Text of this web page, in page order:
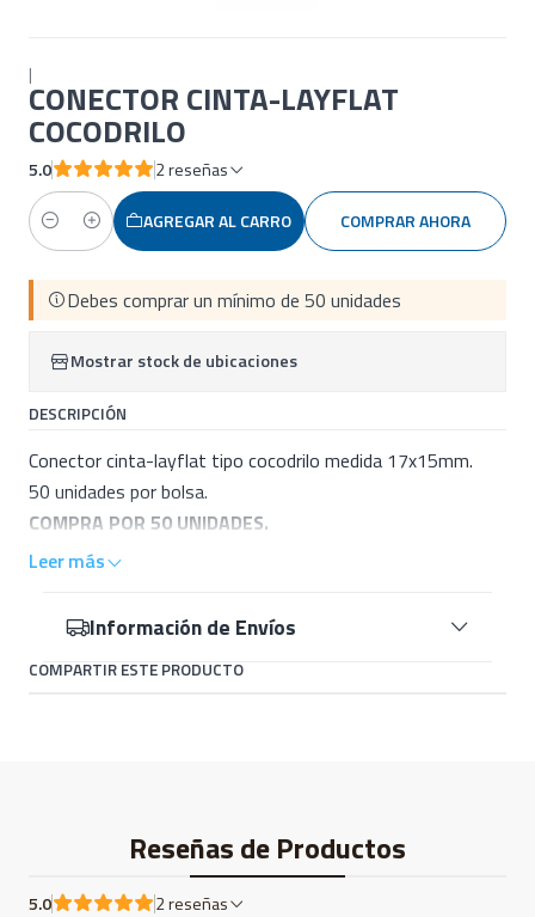
|
CONECTOR CINTA-LAYFLAT
COCODRILO
5.0 2 reseñas
Cantidad
AGREGAR AL CARRO COMPRAR AHORA
Debes comprar un mínimo de 50 unidades
Mostrar stock de ubicaciones
DESCRIPCIÓN
Conector cinta-layflat tipo cocodrilo medida 17x15mm.
50 unidades por bolsa.
COMPRA POR 50 UNIDADES.
Leer más
Información de Envíos
COMPARTIR ESTE PRODUCTO
Reseñas de Productos
5.0 2 reseñas